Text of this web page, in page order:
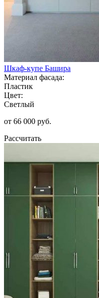
Шкаф-купе Башира
Материал фасада:
Пластик
Цвет:
Светлый
от 66 000 руб.
Рассчитать